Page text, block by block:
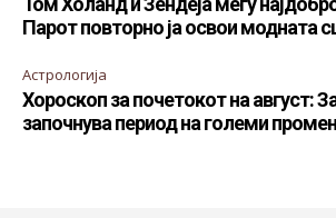
Парот повторно ја освои модната
Астрологија
Хороскоп за почетокот на август:
започнува период на големи